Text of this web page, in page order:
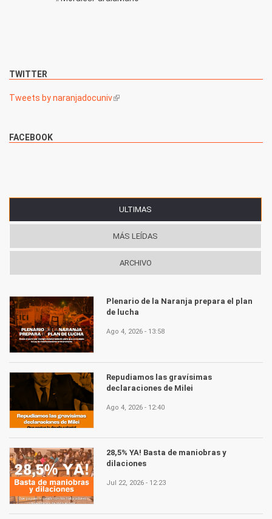
TWITTER
Tweets by naranjadocuniv(link is external)
FACEBOOK
ULTIMAS
MÁS LEÍDAS
ARCHIVO
Plenario de la Naranja prepara el plan
de lucha
Ago 4, 2026 - 13:58
Repudiamos las gravísimas
declaraciones de Milei
Ago 4, 2026 - 12:40
28,5% YA! Basta de maniobras y
dilaciones
Jul 22, 2026 - 12:23